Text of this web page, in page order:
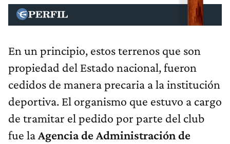
En un principio, estos terrenos que son
propiedad del Estado nacional, fueron
cedidos de manera precaria a la institución
deportiva. El organismo que estuvo a cargo
de tramitar el pedido por parte del club
fue laAgencia de Administración de